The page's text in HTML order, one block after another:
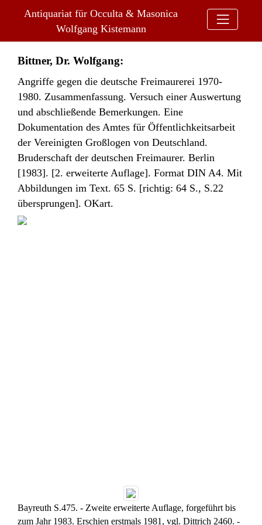
Antiquariat für Occulta & Masonica
Wolfgang Kistemann
Bitte wählen Sie aus folgenden Menüpunkten aus:
Bittner, Dr. Wolfgang:
Angriffe gegen die deutsche Freimaurerei 1970-
1980. Zusammenfassung. Versuch einer Auswertung
und abschließende Bemerkungen. Eine
Dokumentation des Amtes für Öffentlichkeitsarbeit
der Vereinigten Großlogen von Deutschland.
Bruderschaft der deutschen Freimaurer. Berlin
[1983]. [2. erweiterte Auflage]. Format DIN A4. Mit
Abbildungen im Text. 65 S. [richtig: 64 S., S.22
übersprungen]. OKart.
Bayreuth S.475. - Zweite erweiterte Auflage, forgeführt bis
zum Jahr 1983. Erschien erstmals 1981, vgl. Dittrich 2460. -